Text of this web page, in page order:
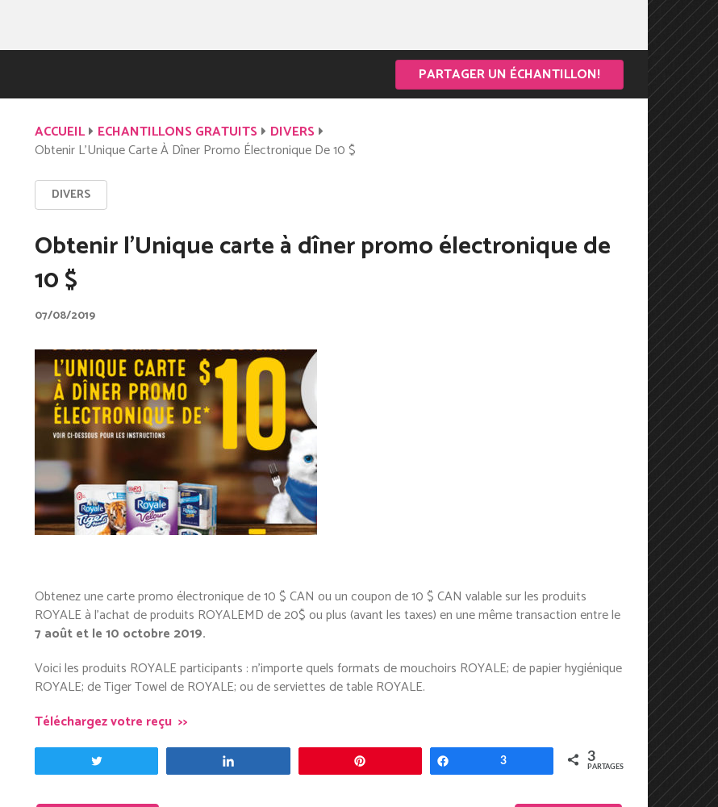
PARTAGER UN ÉCHANTILLON!
ACCUEIL ECHANTILLONS GRATUITS
DIVERS
Obtenir L’Unique Carte À Dîner Promo Électronique De 10 $
DIVERS
Obtenir l’Unique carte à dîner promo électronique de
10 $
07/08/2019
Obtenez une carte promo électronique de 10 $ CAN ou un coupon de 10 $ CAN valable sur les produits
ROYALE à l’achat de produits ROYALEMDde 20$ ou plus (avant les taxes) en une même transaction entre le
7 août et le 10 octobre 2019.
Voici les produits ROYALE participants : n’importe quels formats de mouchoirs ROYALE; de papier hygiénique
ROYALE; de Tiger Towel de ROYALE; ou de serviettes de table ROYALE.
Téléchargez votre reçu >>
Partagez3 3
PARTAGES